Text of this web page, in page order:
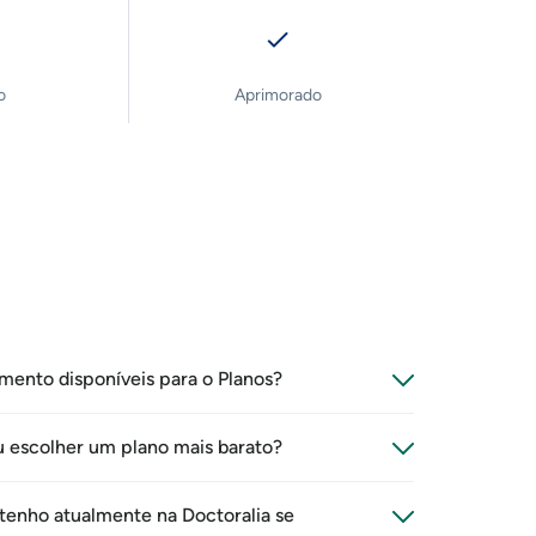
Aprimorado
disponíveis para o Planos?
aceitos: transferência bancária, boleto, PIX e
escolher um plano mais barato?
o período do contrato atual terminar.
atualmente na Doctoralia se